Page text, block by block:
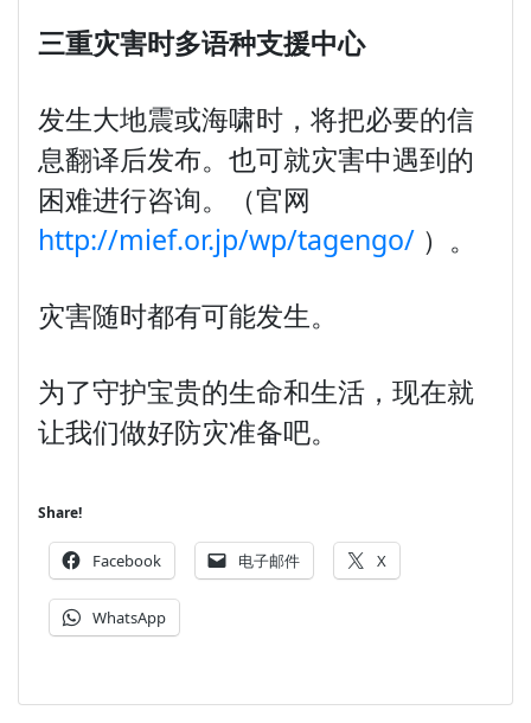
三重灾害时多语种支援中心
发生大地震或海啸时，将把必要的信
息翻译后发布。也可就灾害中遇到的
困难进行咨询。（官网
http://mief.or.jp/wp/tagengo/ ）。
灾害随时都有可能发生。
为了守护宝贵的生命和生活，现在就
让我们做好防灾准备吧。
Share!
Facebook 电子邮件 X
WhatsApp